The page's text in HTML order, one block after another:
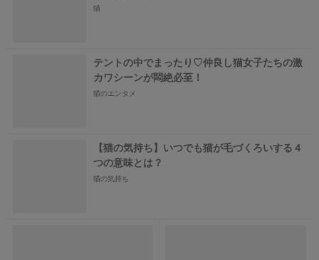
猫
テントの中でまったり♡仲良し猫女子たちの激
カワシーンが悶絶必至！
猫のエンタメ
【猫の気持ち】いつでも猫が毛づくろいする４
つの意味とは？
猫の気持ち